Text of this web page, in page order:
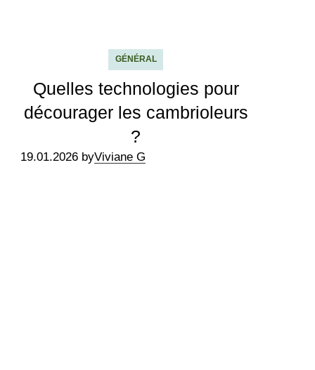
GÉNÉRAL
Quelles technologies pour
décourager les cambrioleurs
?
19.01.2026 byViviane G